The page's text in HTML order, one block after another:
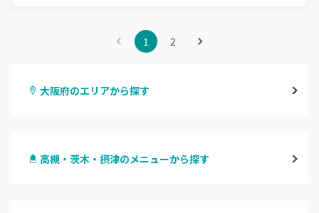
1 2
大阪府のエリアから探す
心斎橋・南船場・アメ村
高槻・茨木・摂津のメニューから探す